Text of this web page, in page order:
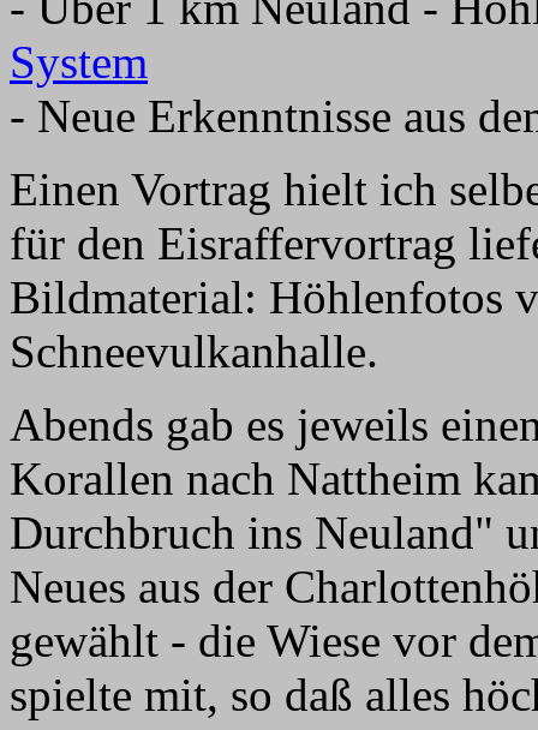
System
- Neue Erkenntnisse aus
Einen Vortrag hielt ich
für den Eisraffervortrag
Bildmaterial: Höhlenfotos
Schneevulkanhalle.
Abends gab es jeweils
Korallen nach Nattheim
Durchbruch ins Neuland"
Neues aus der
gewählt - die Wiese vor
spielte mit, so daß alles